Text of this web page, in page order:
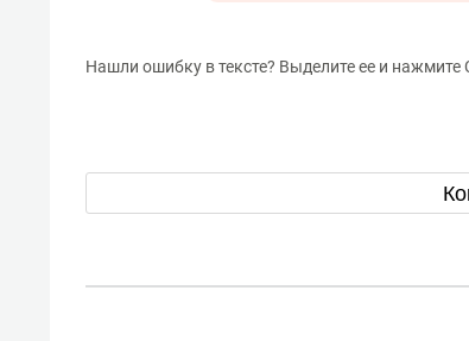
Нашли ошибку в тексте? Выделите ее и нажмите